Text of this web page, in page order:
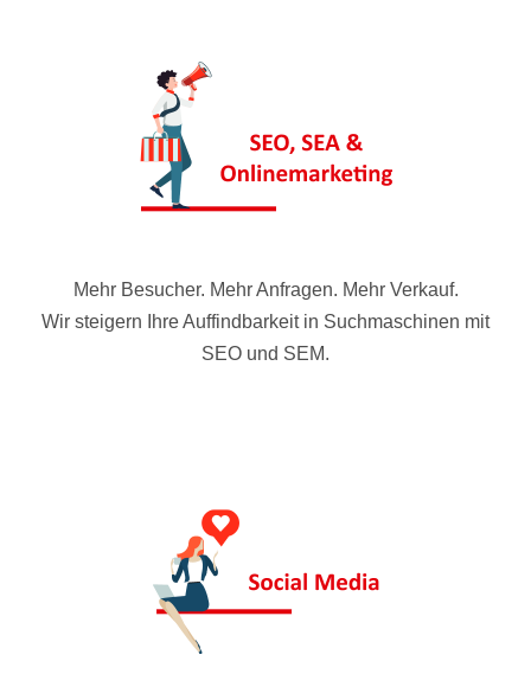
Mehr Besucher. Mehr Anfragen. Mehr Verkauf.
Wir steigern Ihre Auffindbarkeit in Suchmaschinen mit
SEO und SEM.